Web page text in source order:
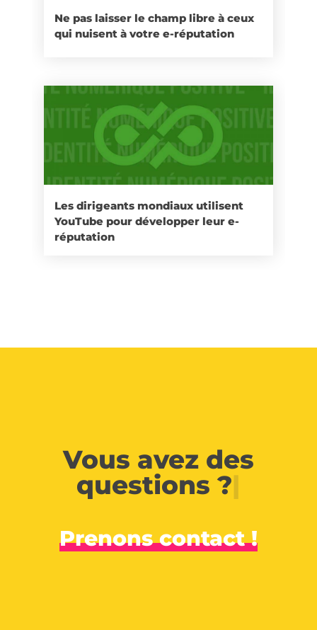
Ne pas laisser le champ libre à ceux
qui nuisent à votre e-réputation
Les dirigeants mondiaux utilisent
YouTube pour développer leur e-
réputation
Vous avez des
questions ?|
Prenons contact !